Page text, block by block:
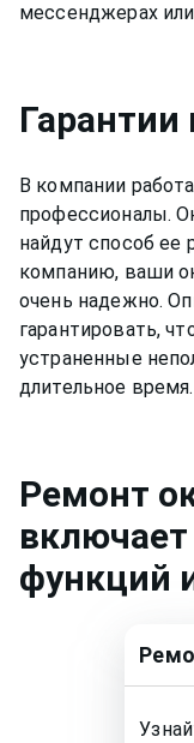
мессенджерах
В компании
профессионалы.
найдут способ ее
компанию, ваши
очень надежно.
гарантировать,
устраненные
длительное время.
Ремонт
функций